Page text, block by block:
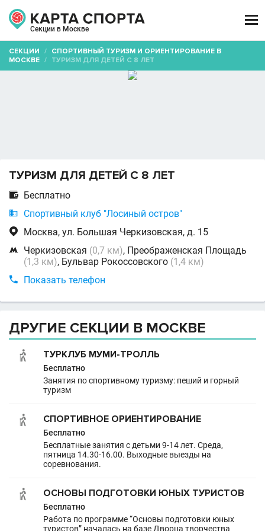
Секции в Москве

СЕКЦИИ / СПОРТИВНЫЙ ТУРИЗМ И ОРИЕНТИРОВАНИЕ В
МОСКВЕ / ТУРИЗМ ДЛЯ ДЕТЕЙ С 8 ЛЕТ
ТУРИЗМ ДЛЯ ДЕТЕЙ С 8 ЛЕТ
 Бесплатно
 Спортивный клуб "Лосиный остров"
 Москва, ул. Большая Черкизовская, д. 15
 Черкизовская (0,7 км), Преображенская Площадь
(1,3 км), Бульвар Рокоссовского (1,4 км)
 Показать телефон
ДРУГИЕ СЕКЦИИ В МОСКВЕ
ТУРКЛУБ МУМИ-ТРОЛЛЬ
Бесплатно
Занятия по спортивному туризму: пеший и горный
туризм
СПОРТИВНОЕ ОРИЕНТИРОВАНИЕ
Бесплатно
Бесплатные занятия с детьми 9-14 лет. Среда,
пятница 14.30-16.00. Выходные выезды на
соревнования.
ОСНОВЫ ПОДГОТОВКИ ЮНЫХ ТУРИСТОВ
Бесплатно
Работа по программе “Основы подготовки юных
туристов” началась на базе Дворца творчества